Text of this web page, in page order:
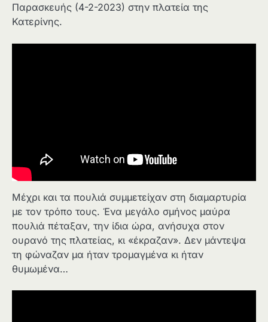
Παρασκευής (4-2-2023) στην πλατεία της
Κατερίνης.
Μέχρι και τα πουλιά συμμετείχαν στη διαμαρτυρία
με τον τρόπο τους. Ένα μεγάλο σμήνος μαύρα
πουλιά πέταξαν, την ίδια ώρα, ανήσυχα στον
ουρανό της πλατείας, κι «έκραζαν». Δεν μάντεψα
τη φώναζαν μα ήταν τρομαγμένα κι ήταν
θυμωμένα…